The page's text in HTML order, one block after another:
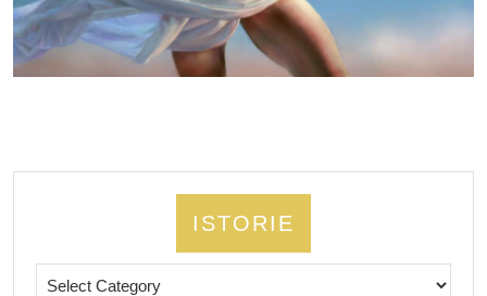
ISTORIE